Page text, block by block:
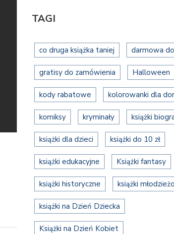
TAGI
co druga książka taniej darmowa
gratisy do zamówienia Halloween
kody rabatowe kolorowanki dla
komiksy kryminały książki
książki dla dzieci książki do 10 zł
książki edukacyjne Książki fantasy
książki historyczne książki
książki na Dzień Dziecka
Książki na Dzień Kobiet